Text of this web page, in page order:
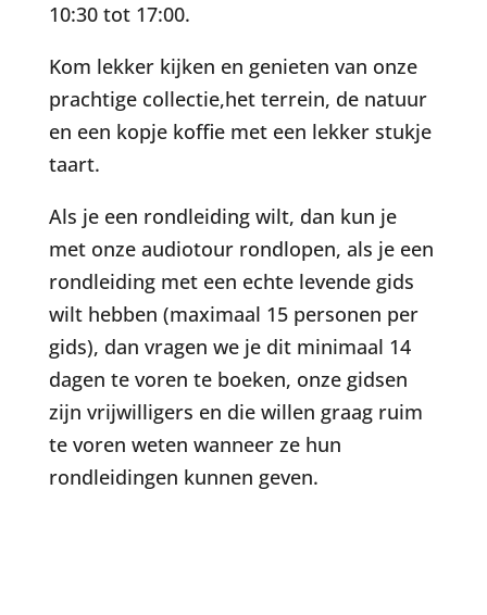
10:30 tot 17:00.
Kom lekker kijken en genieten van onze
prachtige collectie,het terrein, de natuur
en een kopje koffie met een lekker stukje
taart.
Als je een rondleiding wilt, dan kun je
met onze audiotour rondlopen, als je een
rondleiding met een echte levende gids
wilt hebben (maximaal 15 personen per
gids), dan vragen we je dit minimaal 14
dagen te voren te boeken, onze gidsen
zijn vrijwilligers en die willen graag ruim
te voren weten wanneer ze hun
rondleidingen kunnen geven.